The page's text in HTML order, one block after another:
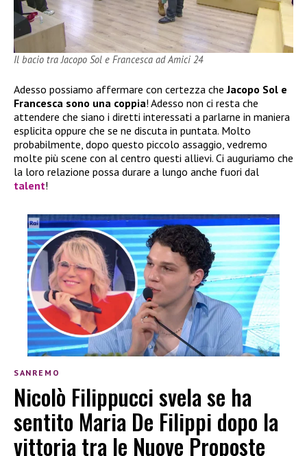
Il bacio tra Jacopo Sol e Francesca ad Amici 24
Adesso possiamo affermare con certezza cheJacopo Sol e
Francesca sono una coppia! Adesso non ci resta che
attendere che siano i diretti interessati a parlarne in maniera
esplicita oppure che se ne discuta in puntata. Molto
probabilmente, dopo questo piccolo assaggio, vedremo
molte più scene con al centro questi allievi. Ci auguriamo che
la loro relazione possa durare a lungo anche fuori dal
talent!
SANREMO
Nicolò Filippucci svela se ha
sentito Maria De Filippi dopo la
vittoria tra le Nuove Proposte